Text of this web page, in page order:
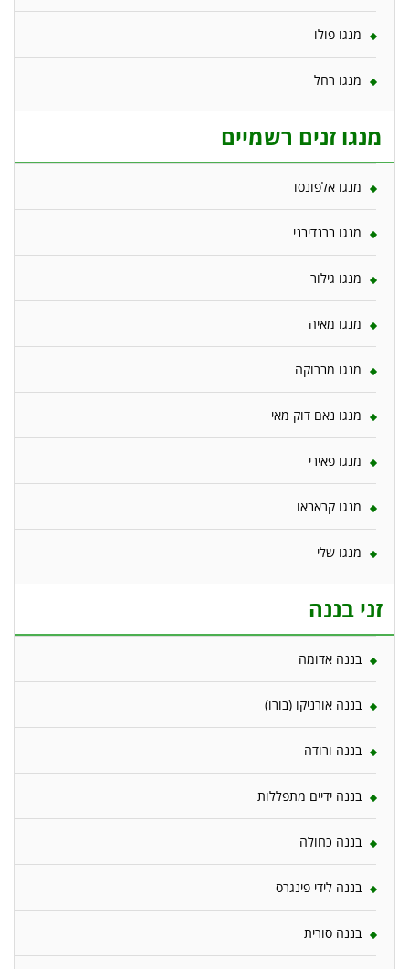
מנגו פולו
מנגו רחל
מנגו זנים רשמיים
מנגו אלפונסו
מנגו ברנדיבני
מנגו גילור
מנגו מאיה
מנגו מברוקה
מנגו נאם דוק מאי
מנגו פאירי
מנגו קראבאו
מנגו שלי
זני בננה
בננה אדומה
בננה אורניקו (בורו)
בננה ורודה
בננה ידיים מתפללות
בננה כחולה
בננה לידי פינגרס
בננה סורית